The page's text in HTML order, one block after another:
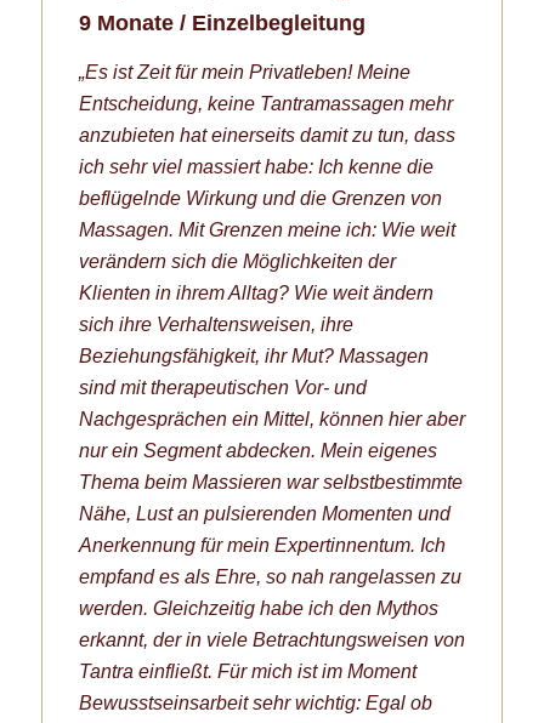
9 Monate / Einzelbegleitung
„Es ist Zeit für mein Privatleben! Meine
Entscheidung, keine Tantramassagen mehr
anzubieten hat einerseits damit zu tun, dass
ich sehr viel massiert habe: Ich kenne die
beflügelnde Wirkung und die Grenzen von
Massagen. Mit Grenzen meine ich: Wie weit
verändern sich die Möglichkeiten der
Klienten in ihrem Alltag? Wie weit ändern
sich ihre Verhaltensweisen, ihre
Beziehungsfähigkeit, ihr Mut? Massagen
sind mit therapeutischen Vor- und
Nachgesprächen ein Mittel, können hier aber
nur ein Segment abdecken. Mein eigenes
Thema beim Massieren war selbstbestimmte
Nähe, Lust an pulsierenden Momenten und
Anerkennung für mein Expertinnentum. Ich
empfand es als Ehre, so nah rangelassen zu
werden. Gleichzeitig habe ich den Mythos
erkannt, der in viele Betrachtungsweisen von
Tantra einfließt. Für mich ist im Moment
Bewusstseinsarbeit sehr wichtig: Egal ob